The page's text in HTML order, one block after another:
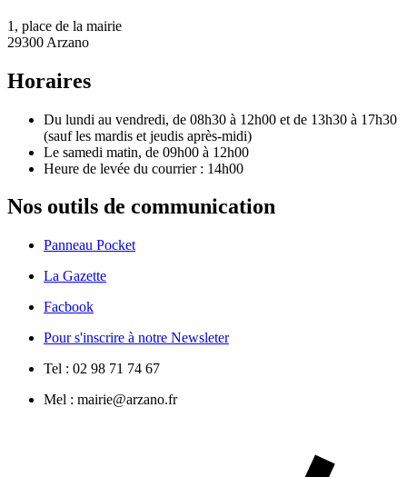
1, place de la mairie
29300 Arzano
Horaires
Du lundi au vendredi, de 08h30 à 12h00 et de 13h30 à 17h30
(sauf les mardis et jeudis après-midi)
Le samedi matin, de 09h00 à 12h00
Heure de levée du courrier : 14h00
Nos outils de communication
Panneau Pocket
La Gazette
Facbook
Pour s'inscrire à notre Newsleter
Tel : 02 98 71 74 67
Mel : mairie@arzano.fr